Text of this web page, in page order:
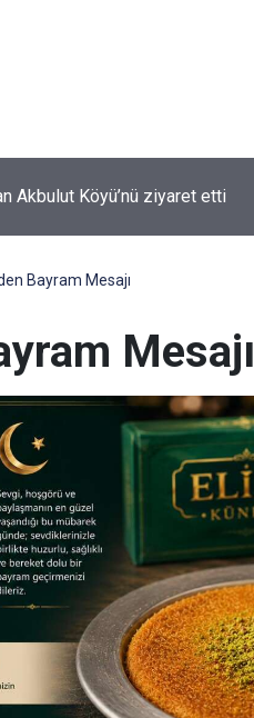
Akbulut Köyü’nü ziyaret etti
Bayram Mesajı
Mesajı